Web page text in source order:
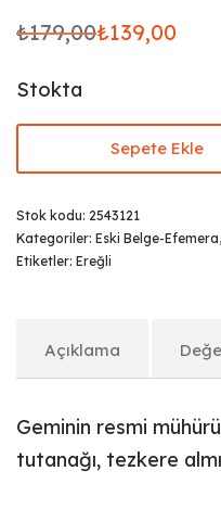
₺179,00
Orijinal
₺179,00.
₺139,00
Şu
fiyat:
₺139,00.
Stokta
Sepete Ekle
Stok kodu: 2543121
Kategoriler: Eski Belge-Efemera,
Etiketler: Ereğli
Açıklama
Geminin resmi
tutanağı, tezkere